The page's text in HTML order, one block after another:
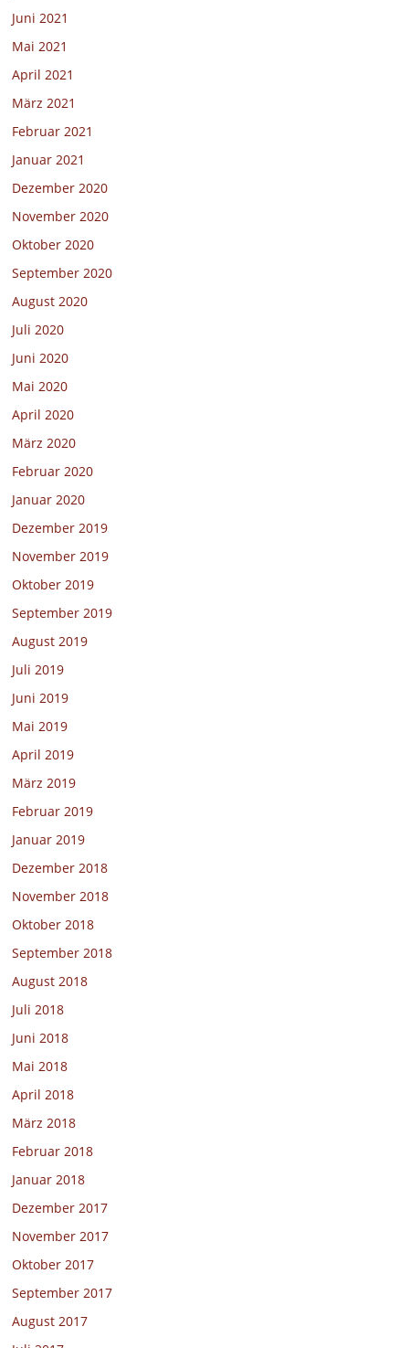
Juni 2021
Mai 2021
April 2021
März 2021
Februar 2021
Januar 2021
Dezember 2020
November 2020
Oktober 2020
September 2020
August 2020
Juli 2020
Juni 2020
Mai 2020
April 2020
März 2020
Februar 2020
Januar 2020
Dezember 2019
November 2019
Oktober 2019
September 2019
August 2019
Juli 2019
Juni 2019
Mai 2019
April 2019
März 2019
Februar 2019
Januar 2019
Dezember 2018
November 2018
Oktober 2018
September 2018
August 2018
Juli 2018
Juni 2018
Mai 2018
April 2018
März 2018
Februar 2018
Januar 2018
Dezember 2017
November 2017
Oktober 2017
September 2017
August 2017